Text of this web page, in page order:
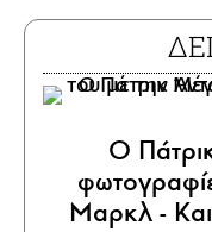
Ο
Μαρκλ -